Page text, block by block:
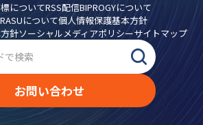
についてRSS配信BIPROGYについて
について個人情報保護基本方針
針ソーシャルメディアポリシーサイトマップ
お問い合わせ